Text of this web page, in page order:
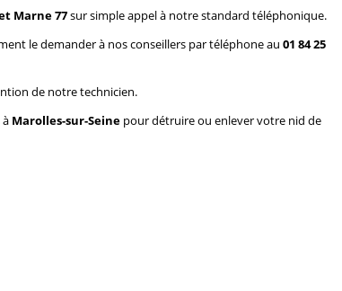
Marne 77sur simple appel à notre standard téléphonique.
le demander à nos conseillers par téléphone au 01 84 25
de notre technicien.
Marolles-sur-Seine pour détruire ou enlever votre nid de